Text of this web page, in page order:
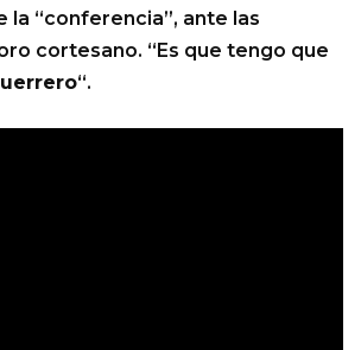
la “conferencia”, ante las
cortesano. “Es que tengo que
“.